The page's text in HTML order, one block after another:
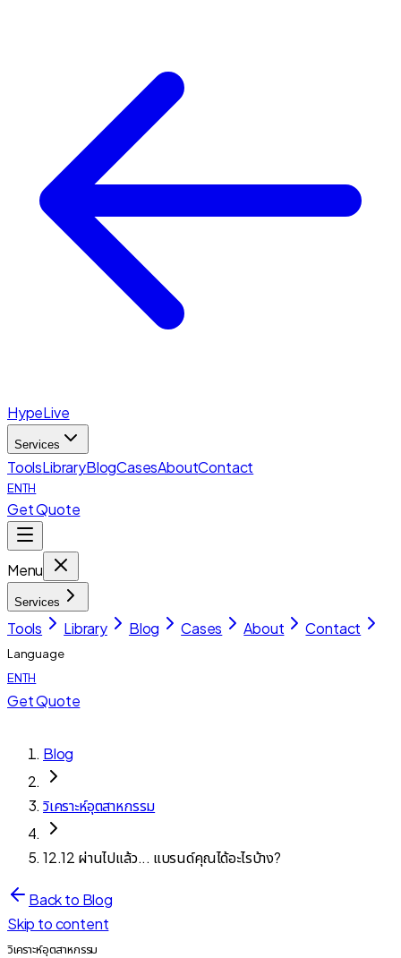
HypeLive
Services
ToolsLibraryBlogCasesAboutContact
ENTH
Get Quote
Menu
Services
Tools Library Blog Cases About Contact
Language
ENTH
Get Quote
Blog
วิเคราะห์อุตสาหกรรม
12.12 ผ่านไปแล้ว... แบรนด์คุณได้อะไรบ้าง?
Back to Blog
Skip to content
วิเคราะห์อุตสาหกรรม